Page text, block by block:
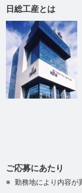
日総工産とは
ご応募にあたり
勤務地により内容が